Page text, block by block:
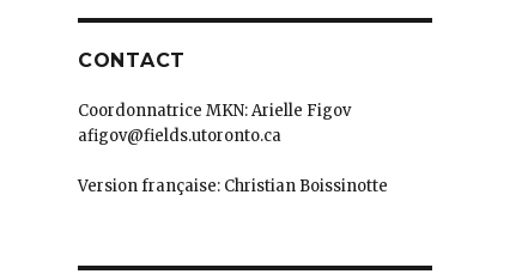
CONTACT
Coordonnatrice MKN: Arielle Figov
afigov@fields.utoronto.ca
Version française: Christian Boissinotte